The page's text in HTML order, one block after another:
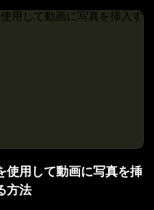
使用して動画に写真を挿
方法